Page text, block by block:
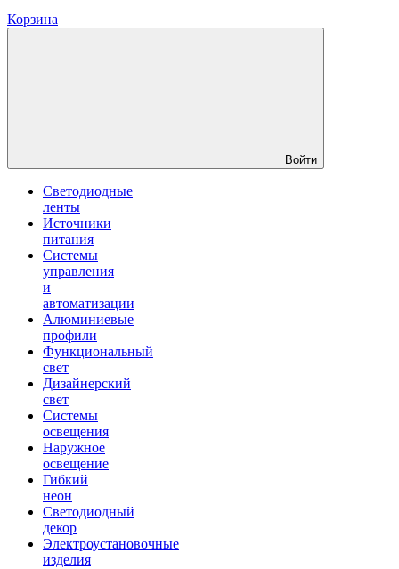
Корзина
Войти
Светодиодные
ленты
Источники
питания
Системы
управления
и
автоматизации
Алюминиевые
профили
Функциональный
свет
Дизайнерский
свет
Системы
освещения
Наружное
освещение
Гибкий
неон
Светодиодный
декор
Электроустановочные
изделия